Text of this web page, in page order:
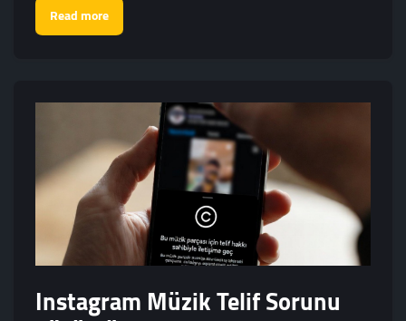
Read more
Instagram Müzik Telif Sorunu